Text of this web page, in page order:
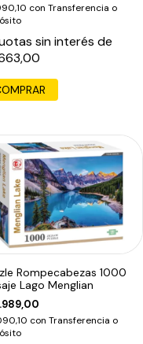
con Transferencia o
sin interés de
Rompecabezas 1000
Lago Menglian
con Transferencia o